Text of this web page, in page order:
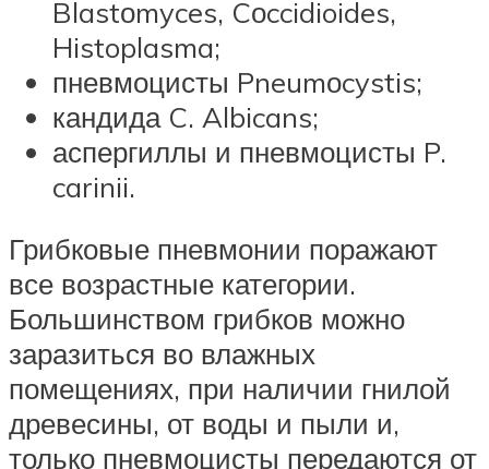
Blastоmyces, Cоccidioides,
Histoplasma;
пневмоцисты Pneumоcystis;
кандида C. Albicans;
аспергиллы и пневмоцисты P.
carinii.
Грибковые пневмонии поражают
все возрастные категории.
Большинством грибков можно
заразиться во влажных
помещениях, при наличии гнилой
древесины, от воды и пыли и,
только пневмоцисты передаются от